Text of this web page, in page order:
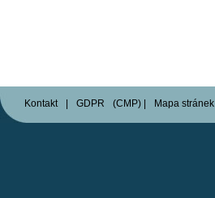
Kontakt GDPR (CMP) Mapa stránek